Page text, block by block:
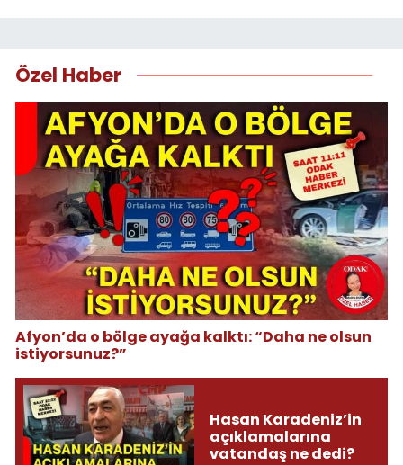
Özel Haber
Afyon’da o bölge ayağa kalktı: “Daha ne olsun
istiyorsunuz?”
Hasan Karadeniz’in
açıklamalarına
vatandaş ne dedi?